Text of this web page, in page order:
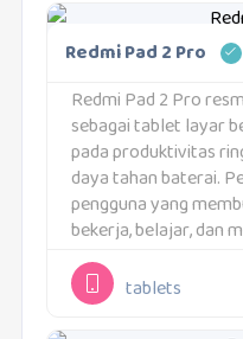
Redmi Pad 2 Pro
Redmi Pad 2 Pro
sebagai tablet layar
pada produktivitas
daya tahan baterai.
pengguna yang
bekerja, belajar, dan
Pendekatan Redmi
pengalaman tablet
tablets